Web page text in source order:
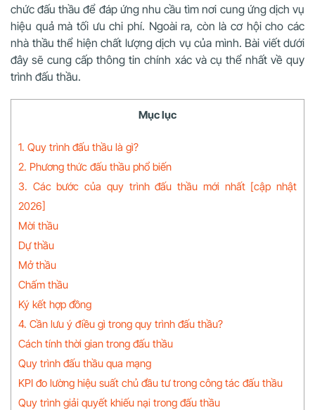
chức đấu thầu để đáp ứng nhu cầu tìm nơi cung ứng dịch vụ
hiệu quả mà tối ưu chi phí. Ngoài ra, còn là cơ hội cho các
nhà thầu thể hiện chất lượng dịch vụ của mình. Bài viết dưới
đây sẽ cung cấp thông tin chính xác và cụ thể nhất về quy
trình đấu thầu.
Mục lục
1. Quy trình đấu thầu là gì?
2. Phương thức đấu thầu phổ biến
3. Các bước của quy trình đấu thầu mới nhất [cập nhật
2026]
Mời thầu
Dự thầu
Mở thầu
Chấm thầu
Ký kết hợp đồng
4. Cần lưu ý điều gì trong quy trình đấu thầu?
Cách tính thời gian trong đấu thầu
Quy trình đấu thầu qua mạng
KPI đo lường hiệu suất chủ đầu tư trong công tác đấu thầu
Quy trình giải quyết khiếu nại trong đấu thầu